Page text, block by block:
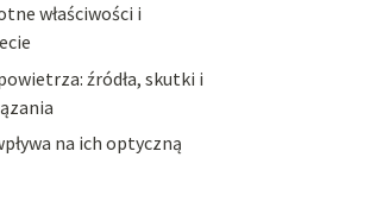
właściwości i
źródła, skutki i
na ich optyczną